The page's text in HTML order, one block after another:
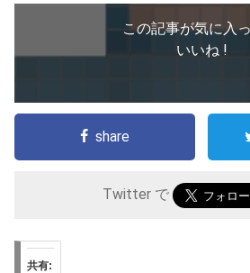
この記事が気に入
いいね !
share
Twitter で
共有: